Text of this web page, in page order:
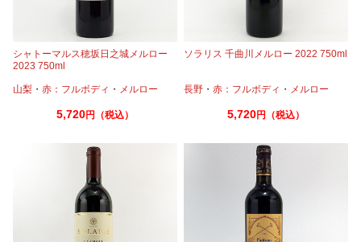
シャトーマルス穂坂日之城メルロー
2023 750ml
山梨 ・ 赤：フルボディ ・ メルロー
5,720円（税込）
ソラリス 千曲川メルロー 2022 750ml
長野 ・赤：フルボディ ・ メルロー
5,720円（税込）